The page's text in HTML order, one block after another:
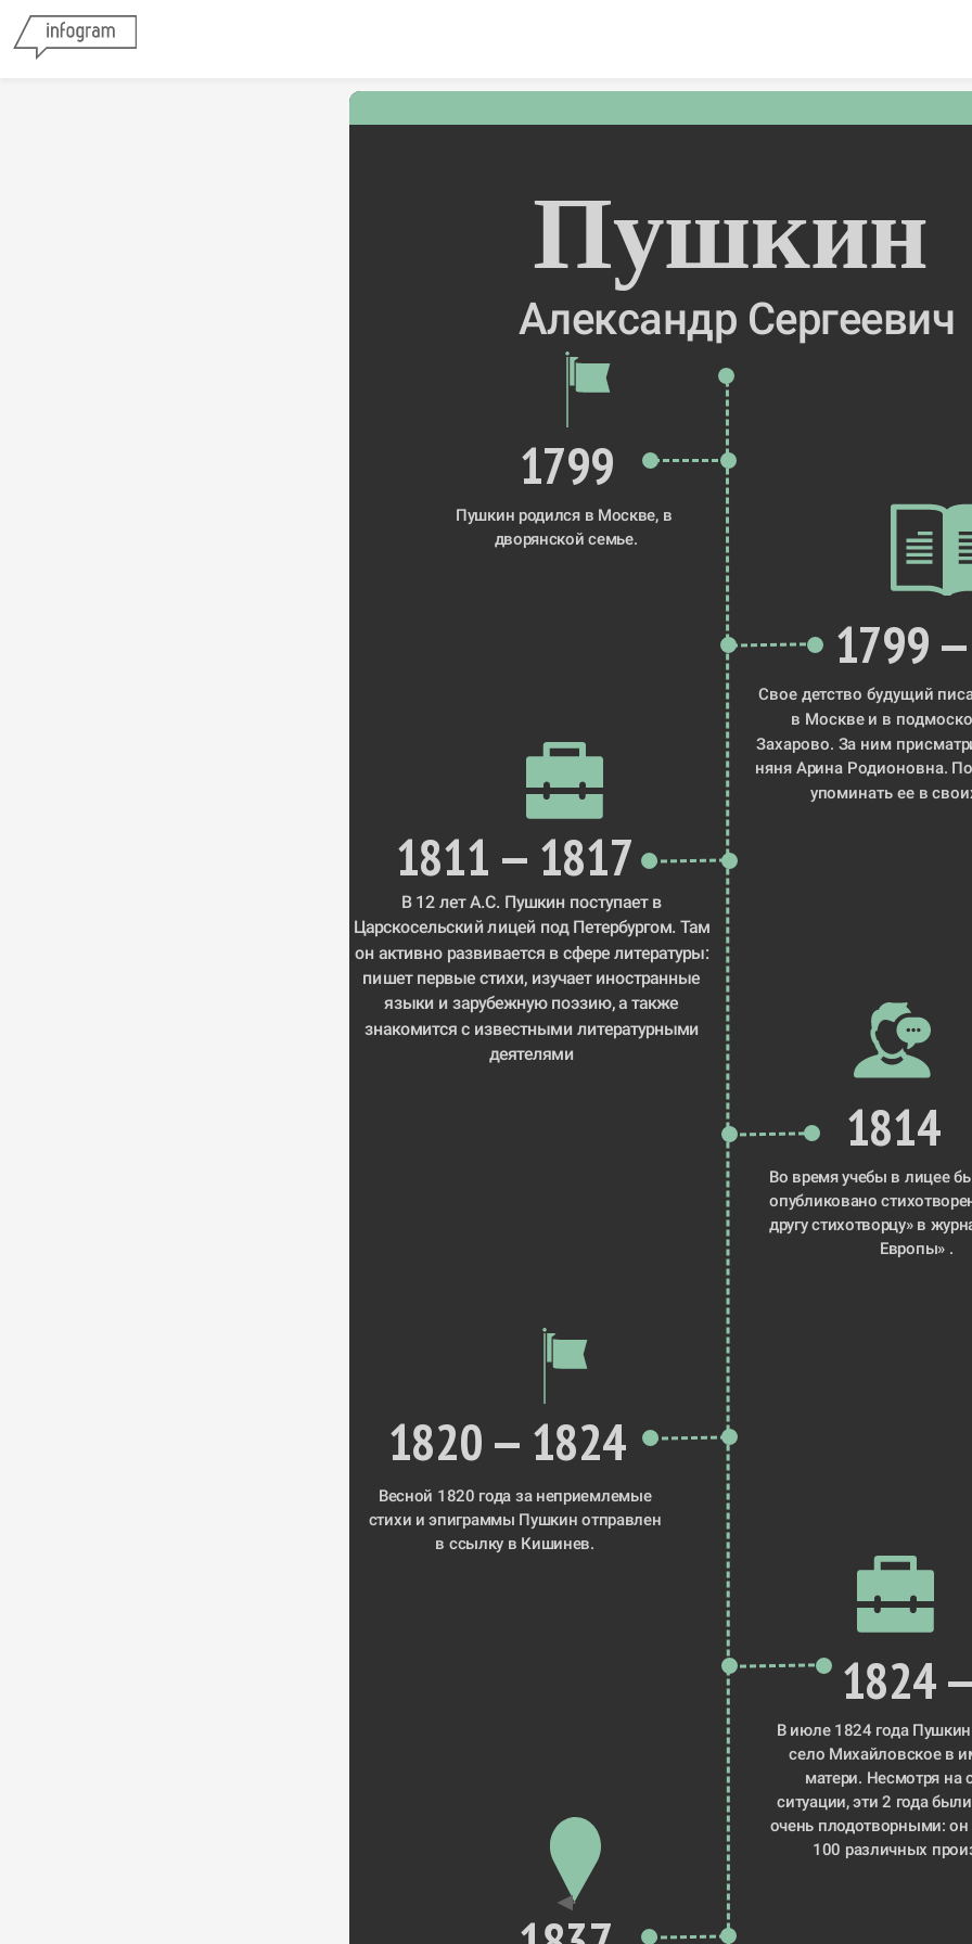
Пушкин
Александр Сергеевич
1799
Пушкин родился в Москве, в
дворянской семье.
1799
Свое детство
в Москве и в
Захарово
няня Арина Родионовна.
упоминать ее в
1811 — 1817
Царскосельский лицей под Петербургом. Там
он активно развивается в сфере литературы:
пишет первые стихи, изучает иностранные
языки и зарубежную поэзию, а также
знакомится с известными литературными
деятелями
1814
Во время учебы в лицее
опубликовано
другу стихотворцу» в
Европы» .
1820 — 1824
Весной 1820 года за неприемлемые
в ссылку в Кишинев.
1824
село Михайловское в
матери. Несмотря на
ситуации, эти 2 года
очень плодотворными:
100 различных